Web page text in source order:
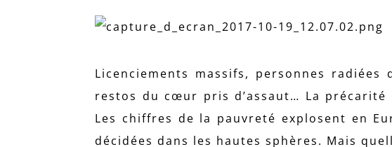
Licenciements massifs, personnes radiées
restos du cœur pris d’assaut… La
Les chiffres de la pauvreté explosent en
décidées dans les hautes sphères. Mais